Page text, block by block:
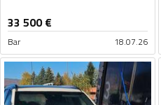
33 500€
Bar 18.07.26